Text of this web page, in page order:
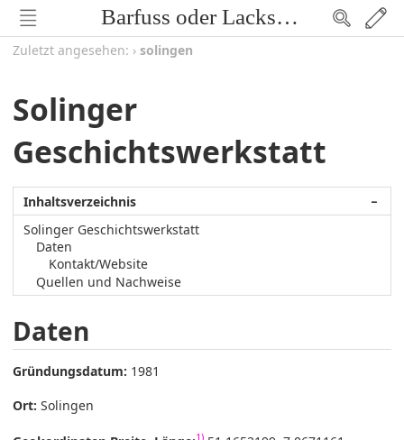
Barfuss oder Lackschuh
Zuletzt angesehen: › solingen
Solinger
Geschichtswerkstatt
−
Inhaltsverzeichnis
Solinger Geschichtswerkstatt
Daten
Kontakt/Website
Quellen und Nachweise
Daten
Gründungsdatum: 1981
Ort: Solingen
1)